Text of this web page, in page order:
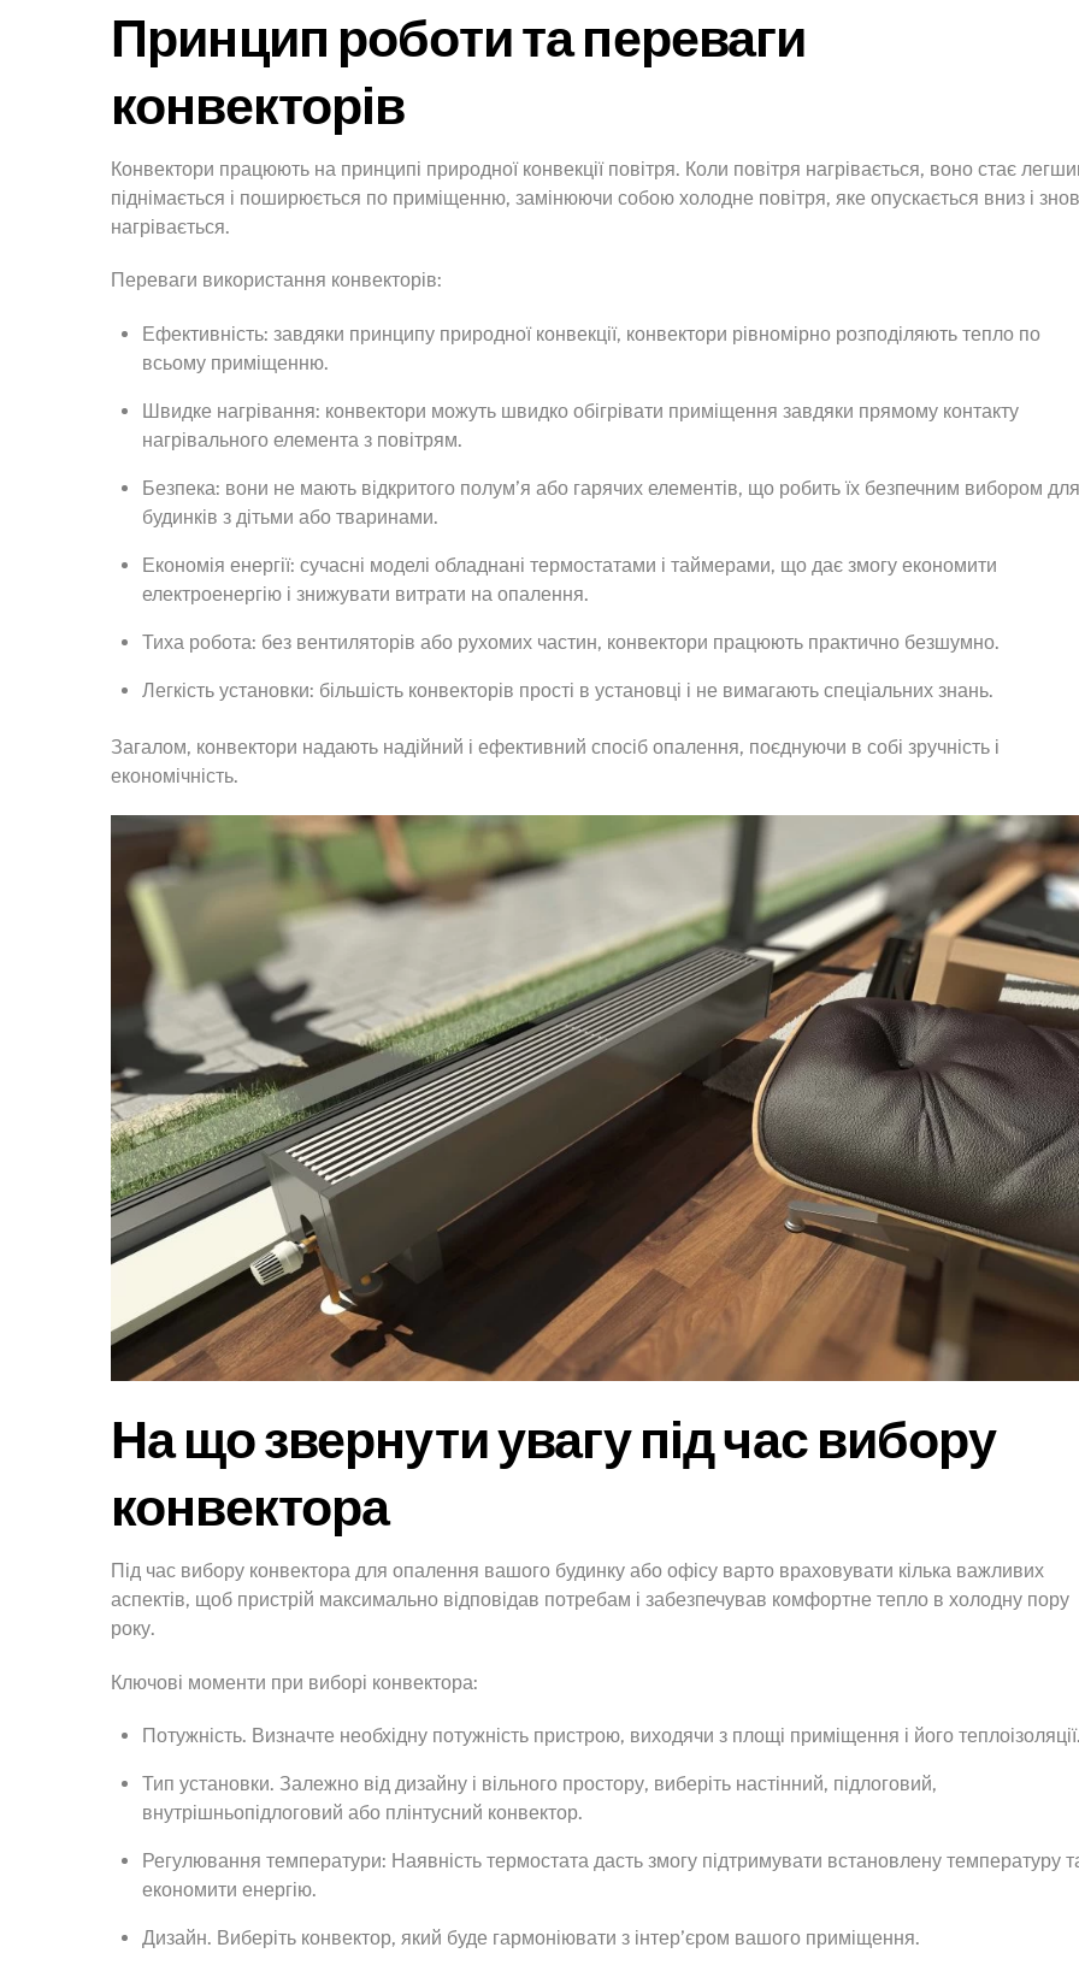
Принцип роботи та переваги
конвекторів
Конвектори працюють на принципі природної конвекції повітря. Коли повітря нагрівається, воно стає
піднімається і поширюється по приміщенню, замінюючи собою холодне повітря, яке опускається вниз і
нагрівається.
Переваги використання конвекторів:
Ефективність: завдяки принципу природної конвекції, конвектори рівномірно розподіляють тепло по
всьому приміщенню.
Швидке нагрівання: конвектори можуть швидко обігрівати приміщення завдяки прямому контакту
нагрівального елемента з повітрям.
Безпека: вони не мають відкритого полум’я або гарячих елементів, що робить їх безпечним вибором для
будинків з дітьми або тваринами.
Економія енергії: сучасні моделі обладнані термостатами і таймерами, що дає змогу економити
електроенергію і знижувати витрати на опалення.
Тиха робота: без вентиляторів або рухомих частин, конвектори працюють практично безшумно.
Легкість установки: більшість конвекторів прості в установці і не вимагають спеціальних знань.
Загалом, конвектори надають надійний і ефективний спосіб опалення, поєднуючи в собі зручність і
економічність.
На що звернути увагу під час вибору
конвектора
Під час вибору конвектора для опалення вашого будинку або офісу варто враховувати кілька важливих
аспектів, щоб пристрій максимально відповідав потребам і забезпечував комфортне тепло в холодну пору
року.
Ключові моменти при виборі конвектора:
Потужність. Визначте необхідну потужність пристрою, виходячи з площі приміщення і його
Тип установки. Залежно від дизайну і вільного простору, виберіть настінний, підлоговий,
внутрішньопідлоговий або плінтусний конвектор.
Регулювання температури: Наявність термостата дасть змогу підтримувати встановлену температуру
економити енергію.
Дизайн. Виберіть конвектор, який буде гармоніювати з інтер’єром вашого приміщення.